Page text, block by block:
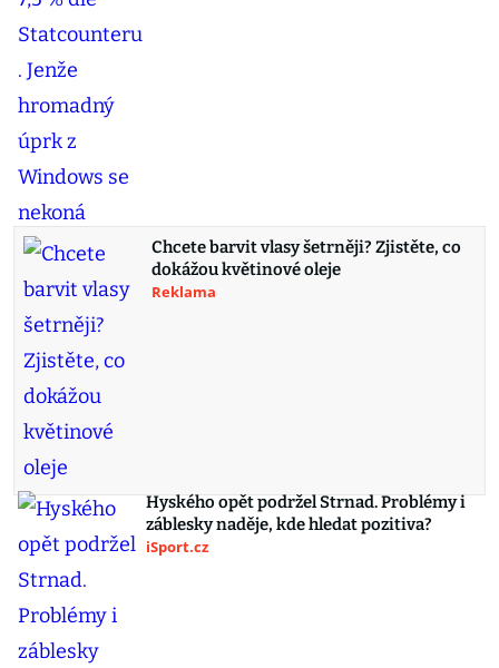
Chcete barvit vlasy šetrněji? Zjistěte, co
dokážou květinové oleje
Reklama
Hyského opět podržel Strnad. Problémy i
záblesky naděje, kde hledat pozitiva?
iSport.cz